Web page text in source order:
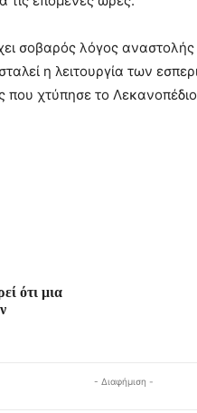
σοβαρός λόγος
η λειτουργία των
χτύπησε το
ότι μια
- Διαφήμιση -